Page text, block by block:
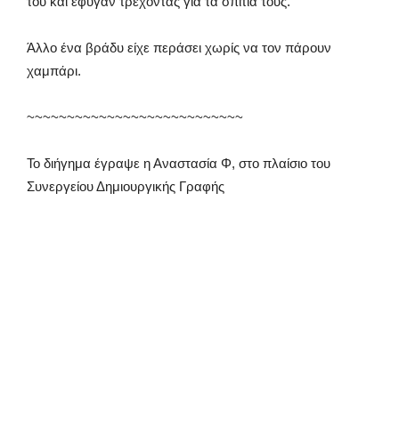
Άλλο ένα βράδυ είχε περάσει χωρίς να τον πάρουν
χαμπάρι.
~~~~~~~~~~~~~~~~~~~~~~~~~~~
Το διήγημα έγραψε η Αναστασία Φ, στο πλαίσιο του
Συνεργείου Δημιουργικής Γραφής